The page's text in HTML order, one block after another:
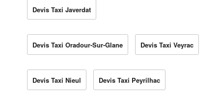
Devis Taxi Javerdat
Devis Taxi Oradour-Sur-Glane Devis Taxi Veyrac
Devis Taxi Nieul Devis Taxi Peyrilhac